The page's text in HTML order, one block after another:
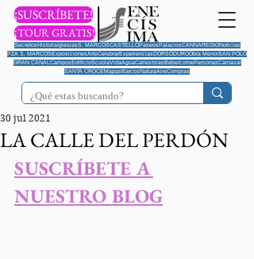
¡SUSCRÍBETE!
¡TOUR GRATIS!
SecretosHistoriaIglesiasS. MARCOSCASTELLOPaseosPalaciosCANNAREGIONoticias
PZA S. MARCOSExposicionesArteCelebrarExperienciasDORSODUROObra MenorSAN POLO
GRAN CANAL CamposEdificioScuolaVidaAguaCallesIslasBebe/comePersonasCarnaval
SANTA CROCEMapasBarcosNaturaAireCompras
LA CALLE DEL PERDÓN
30 jul 2021
SUSCRÍBETE A
NUESTRO BLOG